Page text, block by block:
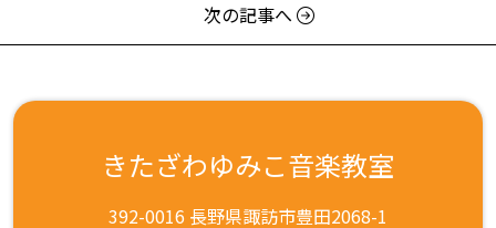
次の記事へ
きたざわゆみこ音楽教室
392-0016 長野県諏訪市豊田2068-1